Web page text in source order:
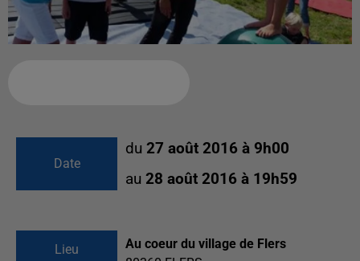
Date
du 27 août 2016 à 9h00
au 28 août 2016 à 19h59
Lieu
Au coeur du village de Flers